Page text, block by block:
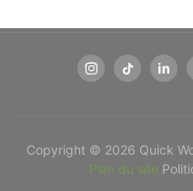
Wonder Heritage
Series A40515
Copyright © 2026 Quick
Plan du site